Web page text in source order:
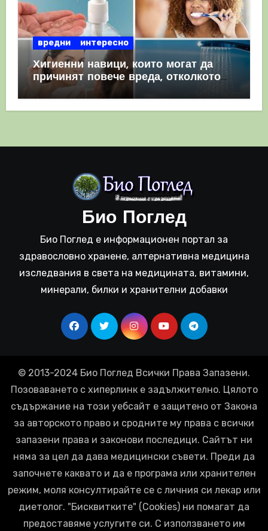
вредни интересно
Хигиенни навици, които могат да
причинят повече вреда, отколкото
полза
Био Поглед
Био Поглед е информационен портал за
здравословно хранене, алтернативна медицина
изследвания в света на медицината, витамини,
минерали, билки и хранителни добавки
© 2013-2024 Био Поглед Всички Права Запазени.
Позоваването с хиперлинк е задължително. Цялото
съдържание на този уебсайт е защитено от Закона
за авторското право и сродните му права с всички
запазени права и законови последици. Сайтът ни
няма за цел да дава медицински съвети. Преди да
започнете каквато и да е програма или хранителен
режим, моля консултирайте се с личния си лекар или
диетолог. "Бисквитките" (Cookies) ни помагат да
предоставяме услугите си. С използването им